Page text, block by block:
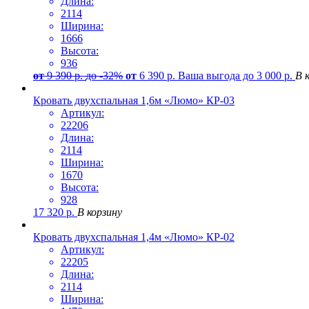
2114
Ширина:
1666
Высота:
936
от 9 390р. до -32% от 6 390 р. Ваша выгода до 3 000 р. В
Кровать двухспальная 1,6м «Люмо» КР-03
Артикул:
22206
Длина:
2114
Ширина:
1670
Высота:
928
17 320 р. В корзину
Кровать двухспальная 1,4м «Люмо» КР-02
Артикул:
22205
Длина:
2114
Ширина: